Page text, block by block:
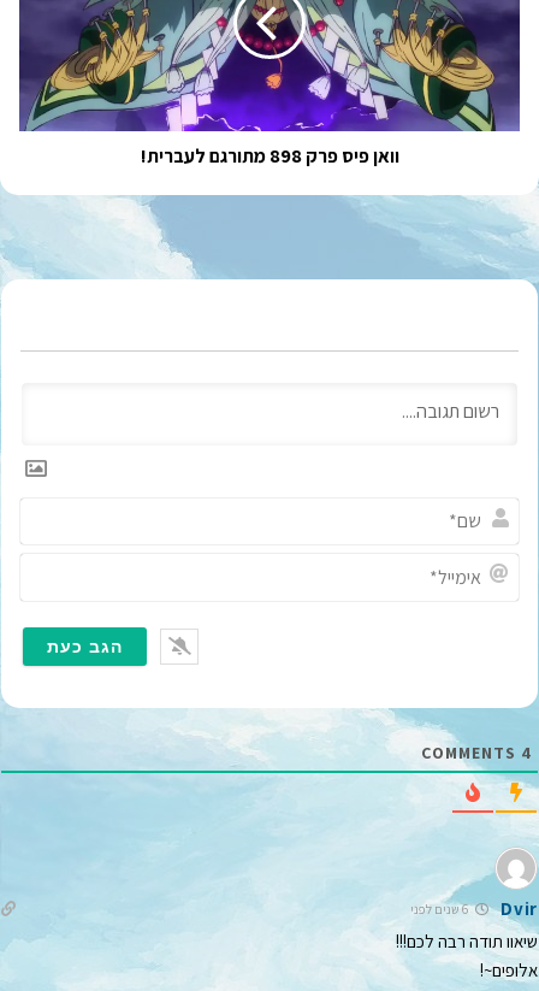
מתורגם
לעברית!
וואן פיס פרק 898 מתורגם לעברית!
ם
י
ל
4
Dvir 6 שנים לפני
שיאוו תודה רבה לכם!!!
אלופים~!